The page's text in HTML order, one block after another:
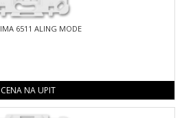
6511 ALING MODE
CENA NA UPIT